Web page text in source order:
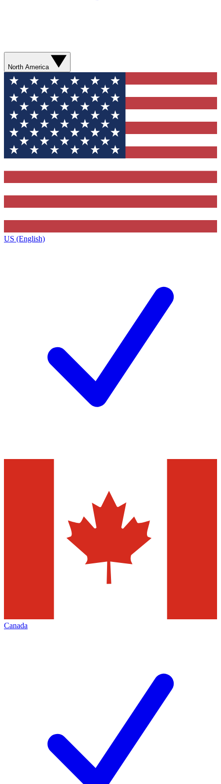
North America
US (English)
Canada